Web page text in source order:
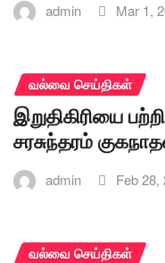
admin Mar 1,
வல்வை செய்திகள்
இறுதிகிரியை
சரசுந்தரம்
admin Feb 28,
வல்வை செய்திகள்